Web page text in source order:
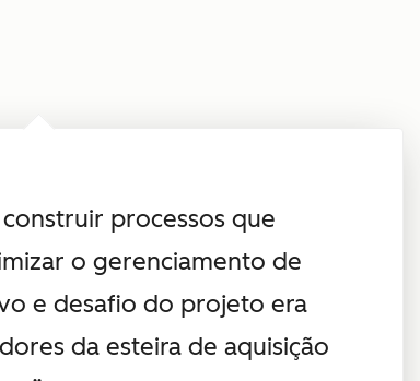
processos que
o gerenciamento de
e desafio do projeto era
da esteira de aquisição